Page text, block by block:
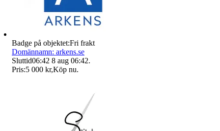
Badge på objektet:Fri frakt
Domännamn: arkens.se
Sluttid06:42 8 aug 06:42.
Pris:5 000 kr,Köp nu.